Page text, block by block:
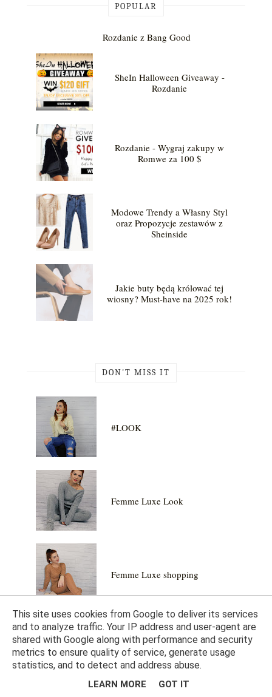
POPULAR
Rozdanie z Bang Good
SheIn Halloween Giveaway -
Rozdanie
Rozdanie - Wygraj zakupy w
Romwe za 100 $
Modowe Trendy a Własny Styl
oraz Propozycje zestawów z
Sheinside
Jakie buty będą królować tej
wiosny? Must-have na 2025 rok!
DON'T MISS IT
#LOOK
Femme Luxe Look
Femme Luxe shopping
Sweter z dodatkiem wełny Eco
Aware - MOHITO
This site uses cookies from Google to deliver its services
and to analyze traffic. Your IP address and user-agent are
shared with Google along with performance and security
metrics to ensure quality of service, generate usage
statistics, and to detect and address abuse.
LEARN MORE GOT IT